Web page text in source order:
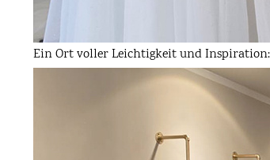
Ein Ort voller Leichtigkeit und Inspiration: